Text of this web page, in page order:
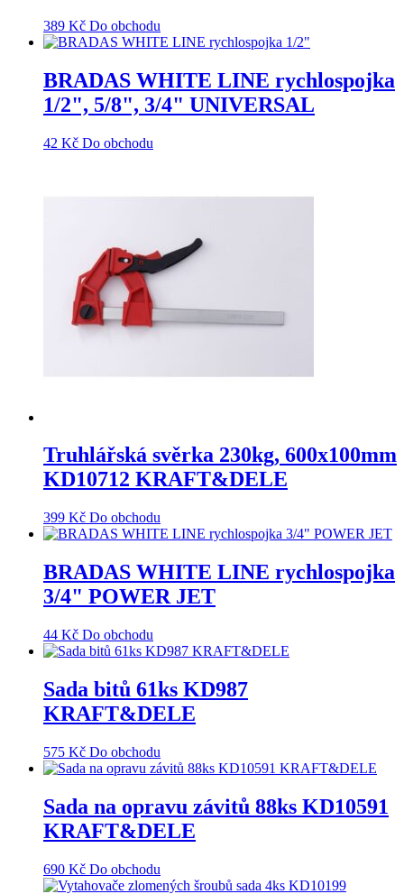
389 Kč Do obchodu
BRADAS WHITE LINE rychlospojka
1/2", 5/8", 3/4" UNIVERSAL
42 Kč Do obchodu
Truhlářská svěrka 230kg, 600x100mm
KD10712 KRAFT&DELE
399 Kč Do obchodu
BRADAS WHITE LINE rychlospojka
3/4" POWER JET
44 Kč Do obchodu
Sada bitů 61ks KD987
KRAFT&DELE
575 Kč Do obchodu
Sada na opravu závitů 88ks KD10591
KRAFT&DELE
690 Kč Do obchodu